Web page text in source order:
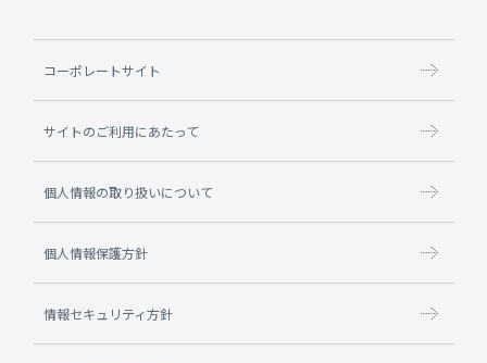
コーポレートサイト
サイトのご利用にあたって
個人情報の取り扱いについて
個人情報保護方針
情報セキュリティ方針